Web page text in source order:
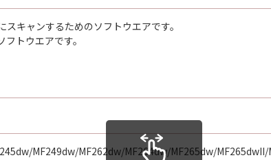
キャンするためのソフトウエアです。
トウエアです。
MF249dw/MF262dw/MF264dw/MF265dw/